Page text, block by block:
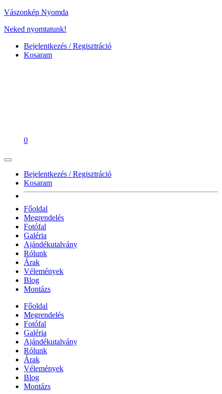
Vászonkép Nyomda
Neked nyomtatunk!
Bejelentkezés / Regisztráció
Kosaram
0
Bejelentkezés / Regisztráció
Kosaram
Főoldal
Megrendelés
Fotófal
Galéria
Ajándékutalvány
Rólunk
Árak
Vélemények
Blog
Montázs
Főoldal
Megrendelés
Fotófal
Galéria
Ajándékutalvány
Rólunk
Árak
Vélemények
Blog
Montázs